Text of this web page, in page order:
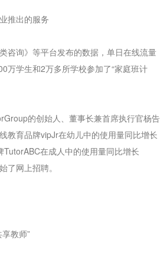
推出的服务
咨询》等平台发布的数据，单日在线流量
万学生和2万多所学校参加了“家庭班计
的创始人、董事长兼首席执行官杨告
教育品牌vipJr在幼儿中的使用量同比增长
在成人中的使用量同比增长
了网上招聘。
教师”